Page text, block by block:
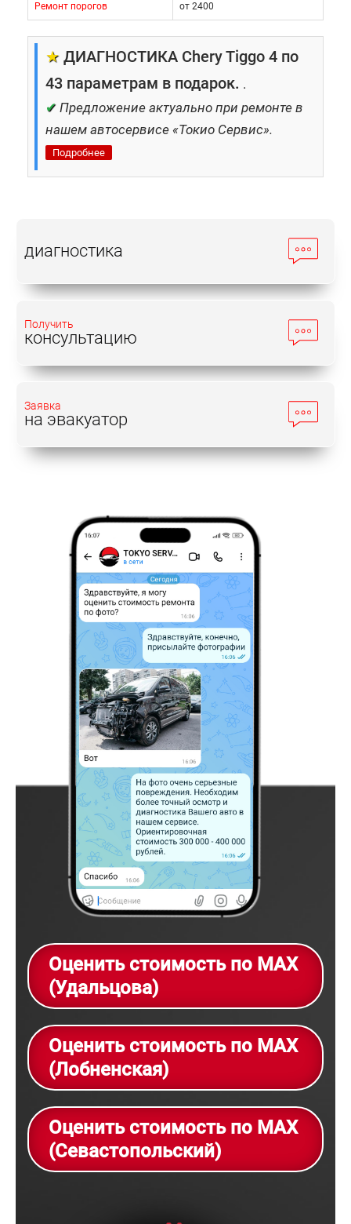
Ремонт порогов от 2400
★ ДИАГНОСТИКА Chery Tiggo 4 по
43 параметрам в подарок. .
✔ Предложение актуально при ремонте в
нашем автосервисе «Токио Сервис».
Подробнее
диагностика
Получить
консультацию
Заявка
на эвакуатор
Оценить стоимость по MAX
(Удальцова)
Оценить стоимость по MAX
(Лобненская)
Оценить стоимость по MAX
(Севастопольский)